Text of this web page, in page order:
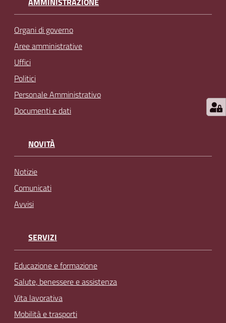
Organi di governo
Aree amministrative
Uffici
Politici
Personale Amministrativo
Documenti e dati
NOVITÀ
Notizie
Comunicati
Avvisi
SERVIZI
Educazione e formazione
Salute, benessere e assistenza
Vita lavorativa
Mobilità e trasporti